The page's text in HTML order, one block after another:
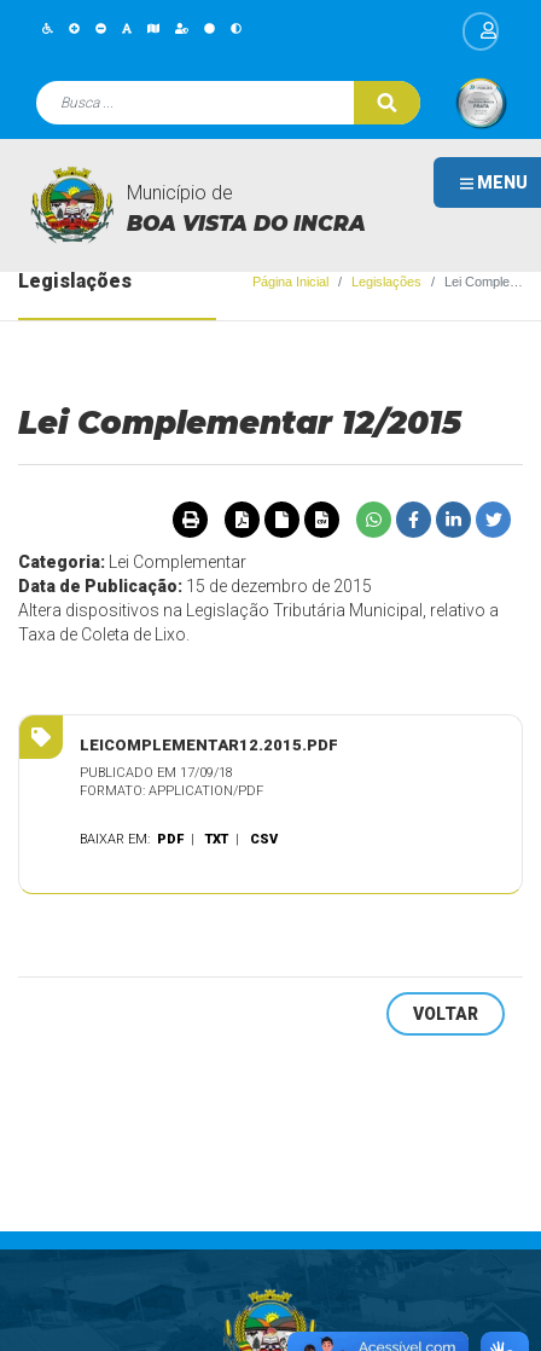
MENU
Município de
BOA VISTA DO INCRA
Legislações Página Inicial Legislações Lei Complementar 12/2015
Lei Complementar 12/2015
Categoria:
Lei Complementar
Data de Publicação: 15 de dezembro de 2015
Altera dispositivos na Legislação Tributária Municipal, relativo a
Taxa de Coleta de Lixo.
LEICOMPLEMENTAR12.2015.PDF
PUBLICADO EM 17/09/18
FORMATO: APPLICATION/PDF
BAIXAR EM: PDF |TXT | CSV
VOLTAR